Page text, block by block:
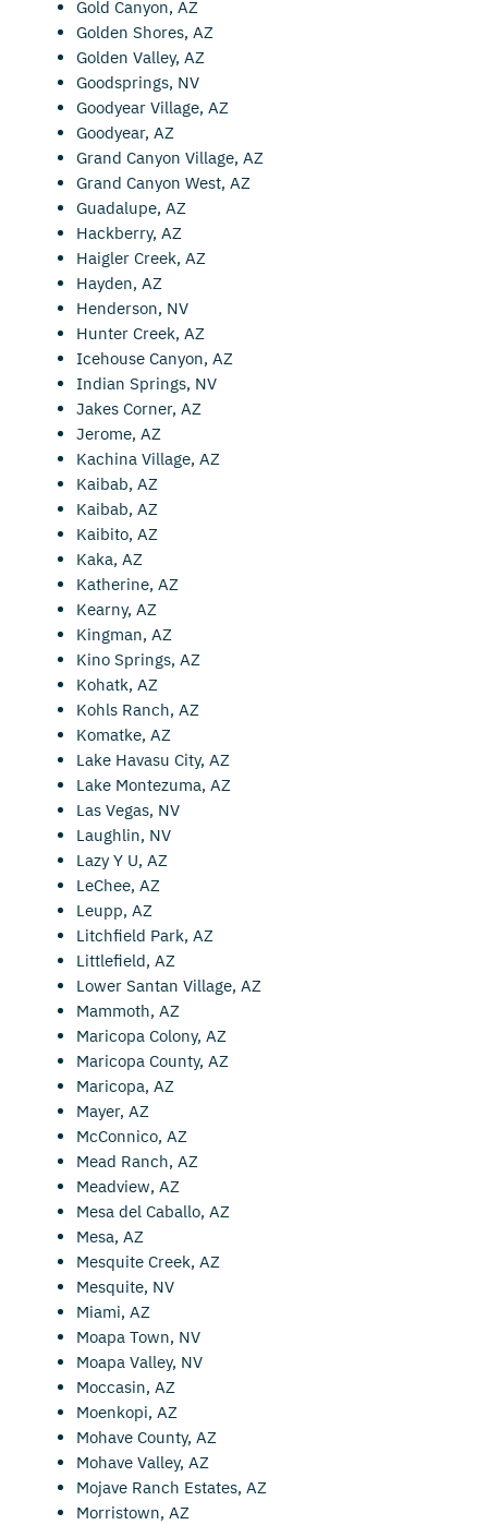
Gold Canyon, AZ
Golden Shores, AZ
Golden Valley, AZ
Goodsprings, NV
Goodyear Village, AZ
Goodyear, AZ
Grand Canyon Village, AZ
Grand Canyon West, AZ
Guadalupe, AZ
Hackberry, AZ
Haigler Creek, AZ
Hayden, AZ
Henderson, NV
Hunter Creek, AZ
Icehouse Canyon, AZ
Indian Springs, NV
Jakes Corner, AZ
Jerome, AZ
Kachina Village, AZ
Kaibab, AZ
Kaibab, AZ
Kaibito, AZ
Kaka, AZ
Katherine, AZ
Kearny, AZ
Kingman, AZ
Kino Springs, AZ
Kohatk, AZ
Kohls Ranch, AZ
Komatke, AZ
Lake Havasu City, AZ
Lake Montezuma, AZ
Las Vegas, NV
Laughlin, NV
Lazy Y U, AZ
LeChee, AZ
Leupp, AZ
Litchfield Park, AZ
Littlefield, AZ
Lower Santan Village, AZ
Mammoth, AZ
Maricopa Colony, AZ
Maricopa County, AZ
Maricopa, AZ
Mayer, AZ
McConnico, AZ
Mead Ranch, AZ
Meadview, AZ
Mesa del Caballo, AZ
Mesa, AZ
Mesquite Creek, AZ
Mesquite, NV
Miami, AZ
Moapa Town, NV
Moapa Valley, NV
Moccasin, AZ
Moenkopi, AZ
Mohave County, AZ
Mohave Valley, AZ
Mojave Ranch Estates, AZ
Morristown, AZ